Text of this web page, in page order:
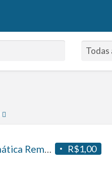
R$1,00
Assistência Técnica Informática Remoto